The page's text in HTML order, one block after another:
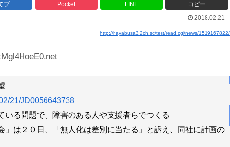
ブ Pocket LINE
コピー
2018.02.21
http://hayabusa3.2ch.sc/test/read.cgi/news/1519167822/
21/JD0056643738
る問題で、障害のある人や支援者らでつくる
」は２０日、「無人化は差別に当たる」と訴え、同社に計画の